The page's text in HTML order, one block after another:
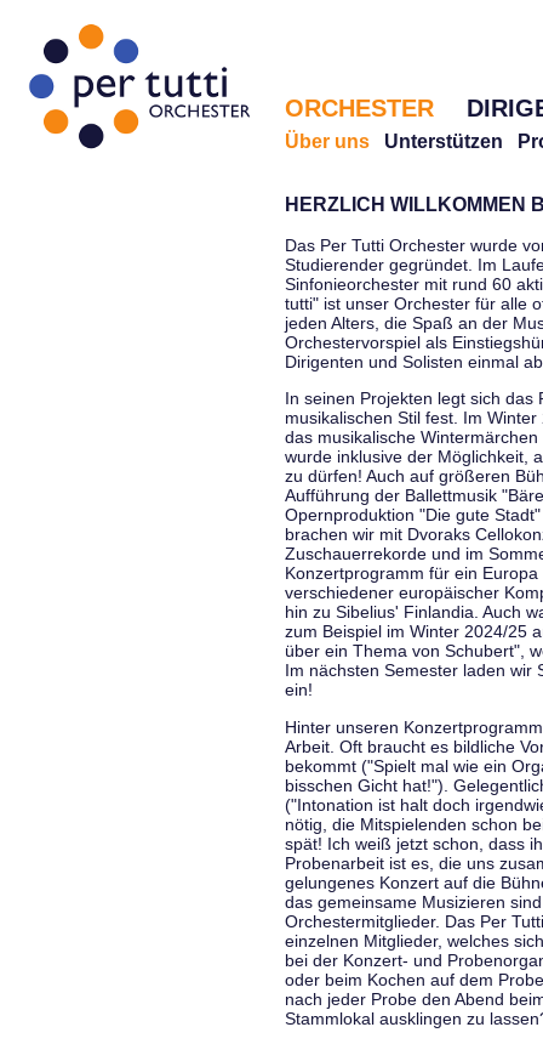
ORCHESTER
Über uns Unterstützen
HERZLICH WILLKOMMEN
Das Per Tutti Orchester wurde
Studierender gegründet. Im
Sinfonieorchester mit rund 60
tutti" ist unser Orchester für alle
jeden Alters, die Spaß an der
Orchestervorspiel als
Dirigenten und Solisten einmal
In seinen Projekten legt sich das
musikalischen Stil fest. Im
das musikalische
wurde inklusive der Möglichkeit,
zu dürfen! Auch auf größeren
Aufführung der Ballettmusik
Opernproduktion "Die gute
brachen wir mit Dvoraks
Zuschauerrekorde und im
Konzertprogramm für ein
verschiedener europäischer
hin zu Sibelius' Finlandia. Auch
zum Beispiel im Winter 2024/25
über ein Thema von Schubert",
Im nächsten Semester laden wir
ein!
Hinter unseren
Arbeit. Oft braucht es bildliche
bekommt ("Spielt mal wie ein
bisschen Gicht hat!").
("Intonation ist halt doch
nötig, die Mitspielenden schon
spät! Ich weiß jetzt schon, dass
Probenarbeit ist es, die uns
gelungenes Konzert auf die
das gemeinsame Musizieren
Orchestermitglieder. Das Per
einzelnen Mitglieder, welches
bei der Konzert- und
oder beim Kochen auf dem
nach jeder Probe den Abend
Stammlokal ausklingen zu